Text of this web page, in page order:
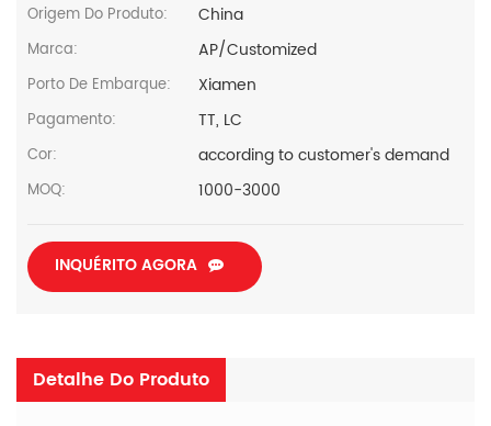
Origem Do Produto: China
Marca: AP/Customized
Porto De Embarque: Xiamen
Pagamento: TT, LC
Cor: according to customer's demand
MOQ: 1000-3000
INQUÉRITO AGORA
Detalhe Do Produto